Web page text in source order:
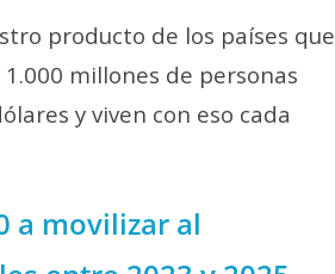
producto de los países que
millones de personas
y viven con eso cada
a movilizar al